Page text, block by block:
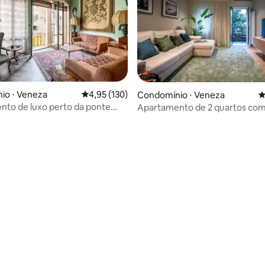
de 5, 507 avaliações
⋅ Veneza 4,95 de uma avaliação média de 5, 130
4,95 (130)
de luxo perto da ponte
Condomínio ⋅ Veneza
Apartamento de 2 quartos com